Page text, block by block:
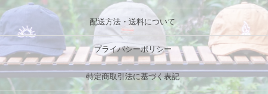
配送方法・送料について
プライバシーポリシー
特定商取引法に基づく表記